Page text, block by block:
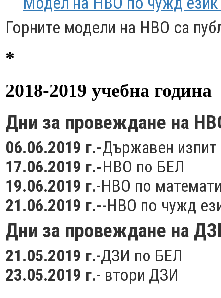
Горните модели на НВО са
*
2018-2019 учебна година
Дни за провеждане на
06.06.2019 г.-Държавен
17.06.2019 г.-НВО по БЕЛ
19.06.2019 г.-НВО по
21.06.2019 г.--НВО по чужд
Дни за провеждане на
21.05.2019 г.-ДЗИ по БЕЛ
23.05.2019 г.- втори ДЗИ